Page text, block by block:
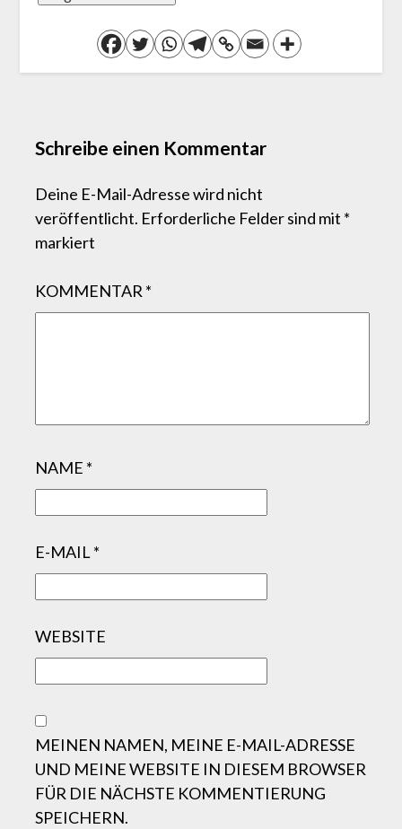
Schreibe einen Kommentar
Deine E-Mail-Adresse wird nicht
veröffentlicht. Erforderliche Felder sind mit *
markiert
KOMMENTAR *
NAME *
E-MAIL*
WEBSITE
MEINEN NAMEN, MEINE E-MAIL-ADRESSE
UND MEINE WEBSITE IN DIESEM BROWSER
FÜR DIE NÄCHSTE KOMMENTIERUNG
SPEICHERN.